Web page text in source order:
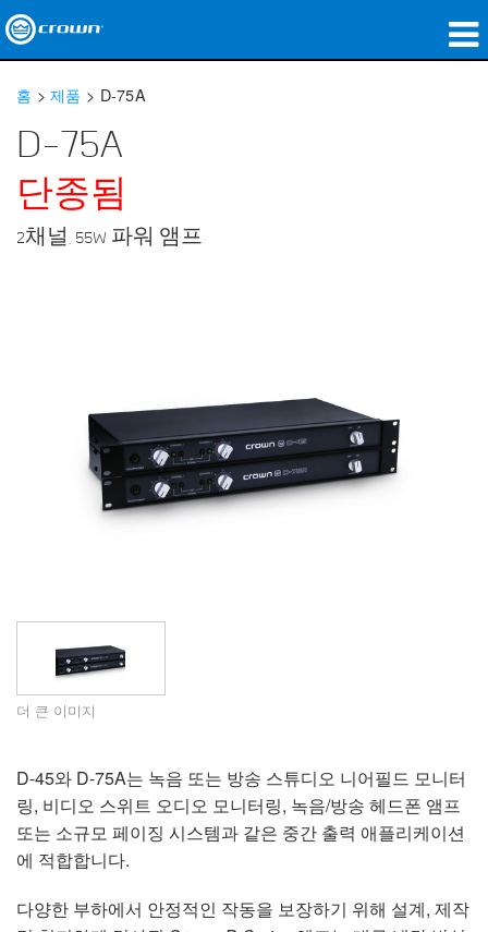
응용 분야
네트워크 오디오
구매처
언어/지역
홈 >제품 > D-75A
D-75A
단종됨
2채널, 55W 파워 앰프
더 큰 이미지
D-45와 D-75A는 녹음 또는 방송 스튜디오 니어필드 모니터
링, 비디오 스위트 오디오 모니터링, 녹음/방송 헤드폰 앰프
또는 소규모 페이징 시스템과 같은 중간 출력 애플리케이션
에 적합합니다.
다양한 부하에서 안정적인 작동을 보장하기 위해 설계, 제작